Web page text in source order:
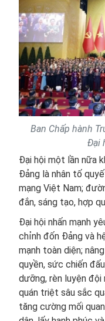
Ban Chấp hành
Đại
Đại hội một lần nữa
Đảng là nhân tố
mạng Việt Nam;
đắn, sáng tạo, hợp
Đại hội nhấn mạnh
chỉnh đốn Đảng và
mạnh toàn diện;
quyền, sức chiến
dưỡng, rèn luyện
quán triệt sâu sắc
tăng cường mối